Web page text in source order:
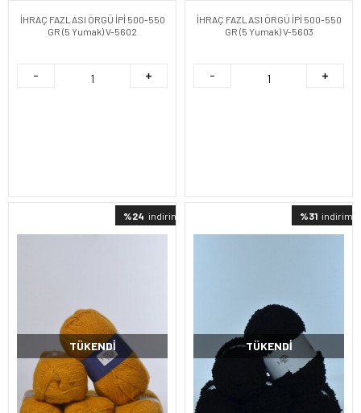
İHRAÇ FAZLASI ÖRGÜ İPİ 500-550
GR (5 Yumak) V-5602
İHRAÇ FAZLASI ÖRGÜ İPİ 500-550
GR (5 Yumak) V-5603
%24 indirimli
TÜKENDI
%31 indirimli
TÜKENDI